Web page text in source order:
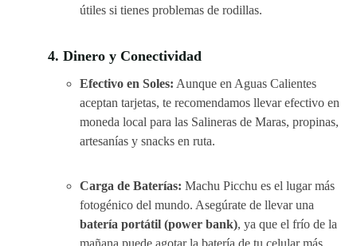
útiles si tienes problemas de rodillas.
4. Dinero y Conectividad
Efectivo en Soles: Aunque en Aguas Calientes
aceptan tarjetas, te recomendamos llevar efectivo en
moneda local para las Salineras de Maras, propinas,
artesanías y snacks en ruta.
Carga de Baterías: Machu Picchu es el lugar más
fotogénico del mundo. Asegúrate de llevar una
batería portátil (power bank), ya que el frío de la